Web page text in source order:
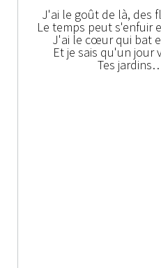
J'ai le goût de là, des
Le temps peut s'enfuir
J'ai le cœur qui bat
Et je sais qu'un jour
Tes